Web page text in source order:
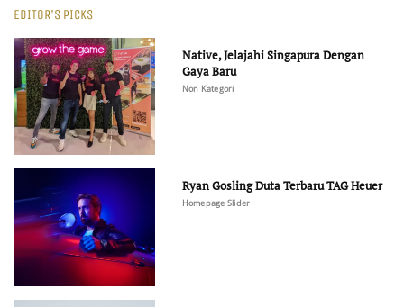
EDITOR'S PICKS
Native, Jelajahi Singapura Dengan
Gaya Baru
Non Kategori
Ryan Gosling Duta Terbaru TAG Heuer
Homepage Slider